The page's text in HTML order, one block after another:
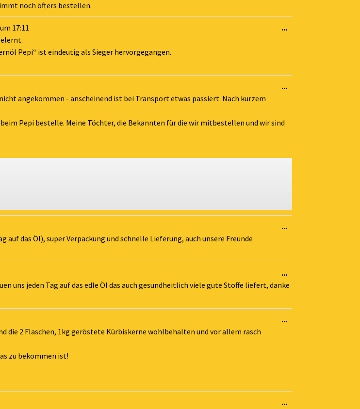
noch öfters bestellen.
ein-/ausblenden.
um 17:11
Pepi“ ist eindeutig als Sieger hervorgegangen.
...Diese
angekommen - anscheinend ist bei Transport etwas passiert. Nach kurzem
Pepi bestelle. Meine Töchter, die Bekannten für die wir mitbestellen und wir sind
...Diese
das Öl), super Verpackung und schnelle Lieferung, auch unsere Freunde
...Diese
uns jeden Tag auf das edle Öl das auch gesundheitlich viele gute Stoffe liefert, danke
...Diese
Metabox
die 2 Flaschen, 1kg geröstete Kürbiskerne wohlbehalten und vor allem rasch
zu bekommen ist!
...Diese
...Diese